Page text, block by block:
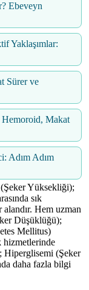
Ebeveyn
Yaklaşımlar:
Sürer ve
Hemoroid, Makat
Adım Adım
Yüksekliği);
sık
alandır. Hem uzman
Düşüklüğü);
Mellitus)
hizmetlerinde
Hiperglisemi (Şeker
daha fazla bilgi